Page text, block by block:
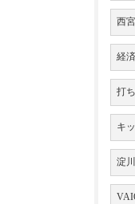
西宮
経
打
キ
淀